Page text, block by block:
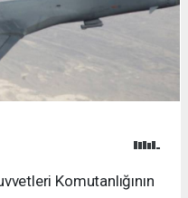
Komutanlığının